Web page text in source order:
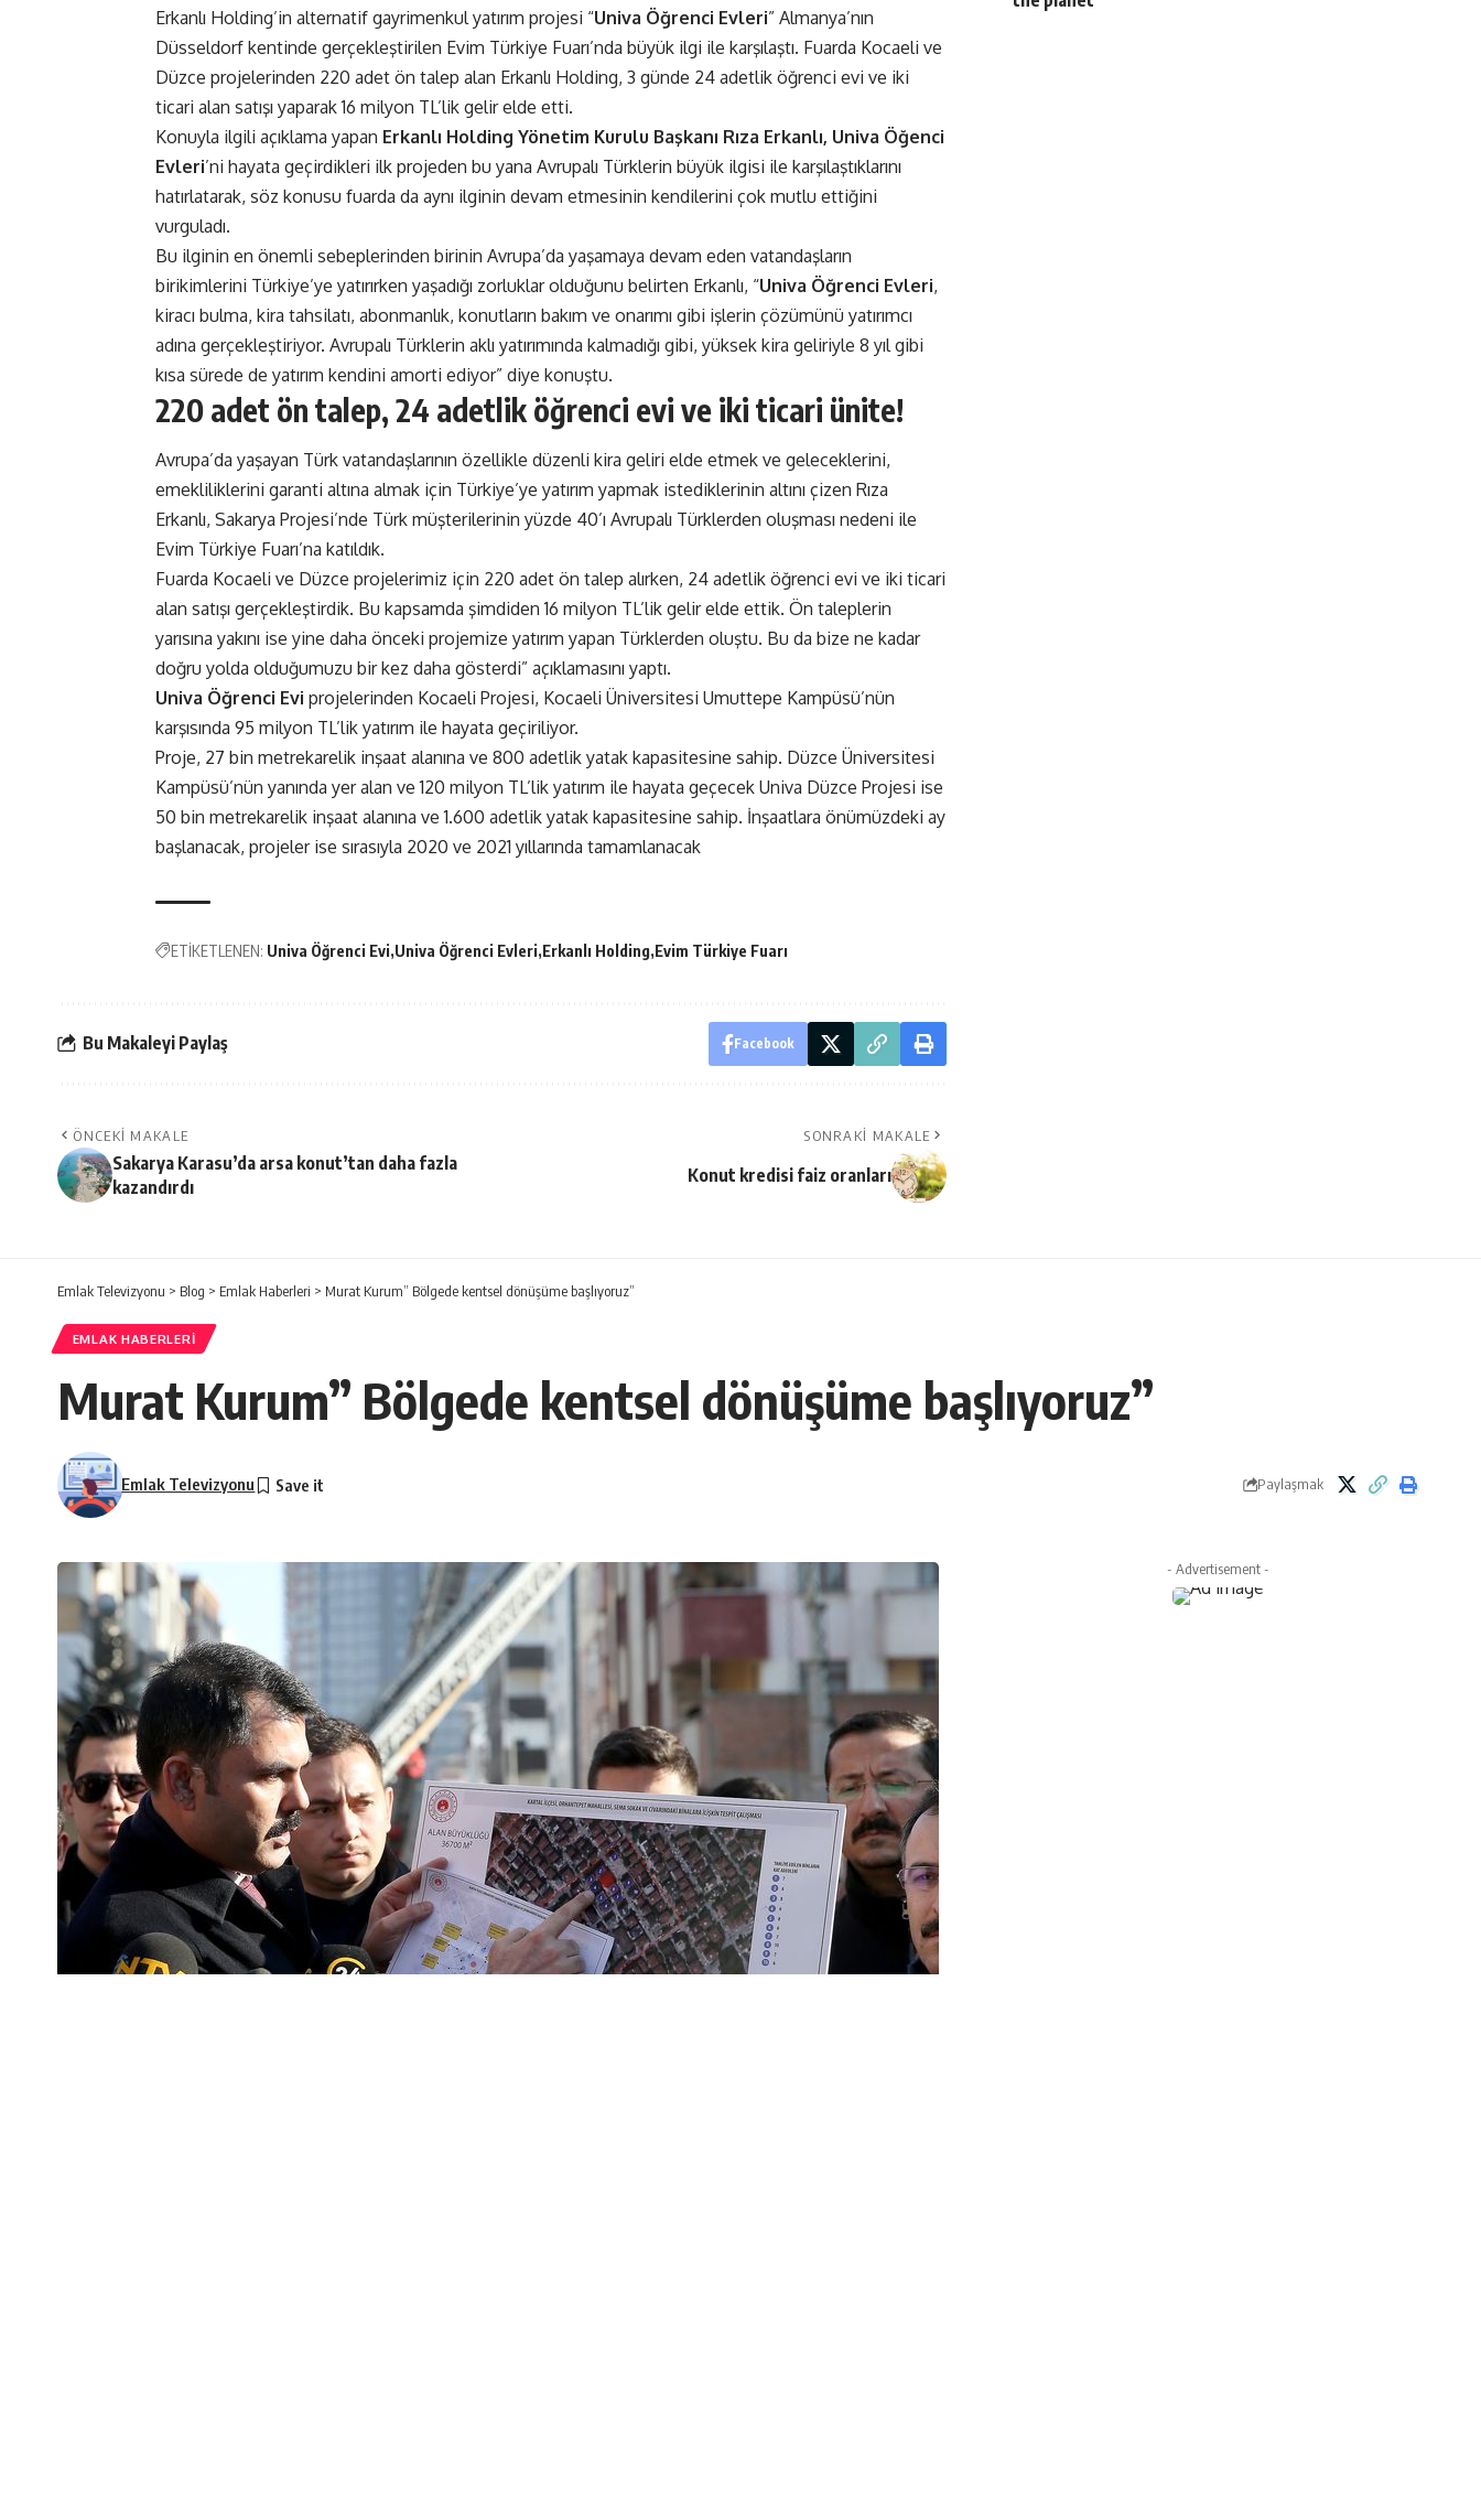
Erkanlı Holding’in alternatif gayrimenkul yatırım projesi “Univa Öğrenci Evleri” Almanya’nın
Düsseldorf kentinde gerçekleştirilen Evim Türkiye Fuarı’nda büyük ilgi ile karşılaştı. Fuarda Kocaeli ve
Düzce projelerinden 220 adet ön talep alan Erkanlı Holding, 3 günde 24 adetlik öğrenci evi ve iki
ticari alan satışı yaparak 16 milyon TL’lik gelir elde etti.
Konuyla ilgili açıklama yapan Erkanlı Holding Yönetim Kurulu Başkanı Rıza Erkanlı, Univa Öğenci
Evleri’ni hayata geçirdikleri ilk projeden bu yana Avrupalı Türklerin büyük ilgisi ile karşılaştıklarını
hatırlatarak, söz konusu fuarda da aynı ilginin devam etmesinin kendilerini çok mutlu ettiğini
vurguladı.
Bu ilginin en önemli sebeplerinden birinin Avrupa’da yaşamaya devam eden vatandaşların
birikimlerini Türkiye’ye yatırırken yaşadığı zorluklar olduğunu belirten Erkanlı, “Univa Öğrenci Evleri,
kiracı bulma, kira tahsilatı, abonmanlık, konutların bakım ve onarımı gibi işlerin çözümünü yatırımcı
adına gerçekleştiriyor. Avrupalı Türklerin aklı yatırımında kalmadığı gibi, yüksek kira geliriyle 8 yıl gibi
kısa sürede de yatırım kendini amorti ediyor” diye konuştu.
220 adet ön talep, 24 adetlik öğrenci evi ve iki ticari ünite!
Avrupa’da yaşayan Türk vatandaşlarının özellikle düzenli kira geliri elde etmek ve geleceklerini,
emekliliklerini garanti altına almak için Türkiye’ye yatırım yapmak istediklerinin altını çizen Rıza
Erkanlı, Sakarya Projesi’nde Türk müşterilerinin yüzde 40’ı Avrupalı Türklerden oluşması nedeni ile
Evim Türkiye Fuarı’na katıldık.
Fuarda Kocaeli ve Düzce projelerimiz için 220 adet ön talep alırken, 24 adetlik öğrenci evi ve iki ticari
alan satışı gerçekleştirdik. Bu kapsamda şimdiden 16 milyon TL’lik gelir elde ettik. Ön taleplerin
yarısına yakını ise yine daha önceki projemize yatırım yapan Türklerden oluştu. Bu da bize ne kadar
doğru yolda olduğumuzu bir kez daha gösterdi” açıklamasını yaptı.
Univa Öğrenci Evi projelerinden Kocaeli Projesi, Kocaeli Üniversitesi Umuttepe Kampüsü’nün
karşısında 95 milyon TL’lik yatırım ile hayata geçiriliyor.
Proje, 27 bin metrekarelik inşaat alanına ve 800 adetlik yatak kapasitesine sahip. Düzce Üniversitesi
Kampüsü’nün yanında yer alan ve 120 milyon TL’lik yatırım ile hayata geçecek Univa Düzce Projesi ise
50 bin metrekarelik inşaat alanına ve 1.600 adetlik yatak kapasitesine sahip. İnşaatlara önümüzdeki ay
başlanacak, projeler ise sırasıyla 2020 ve 2021 yıllarında tamamlanacak
ETİKETLENEN: Univa Öğrenci Evi Univa Öğrenci Evleri Erkanlı Holding Evim Türkiye Fuarı
Bu Makaleyi Paylaş Facebook
ÖNCEKI MAKALE
Sakarya Karasu’da arsa konut’tan daha fazla
kazandırdı
SONRAKI MAKALE
Konut kredisi faiz oranları
Emlak Televizyonu > Blog > Emlak Haberleri > Murat Kurum” Bölgede kentsel dönüşüme başlıyoruz”
EMLAK HABERLERI
Murat Kurum” Bölgede kentsel dönüşüme başlıyoruz”
Emlak Televizyonu Paylaşmak
- Advertisement -